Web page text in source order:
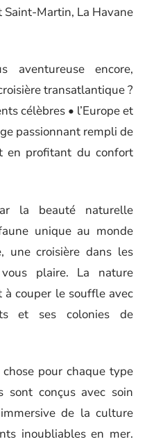
Martin, La Havane
aventureuse encore,
transatlantique ?
célèbres • l’Europe et
passionnant rempli de
en profitant du confort
la beauté naturelle
unique au monde
une croisière dans les
plaire. La nature
à couper le souffle avec
et ses colonies de
pour chaque type
sont conçus avec soin
de la culture
inoubliables en mer.